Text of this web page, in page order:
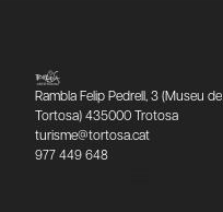
Rambla Felip Pedrell, 3 (Museu de
Tortosa) 435000 Trotosa
turisme@tortosa.cat
977 449 648